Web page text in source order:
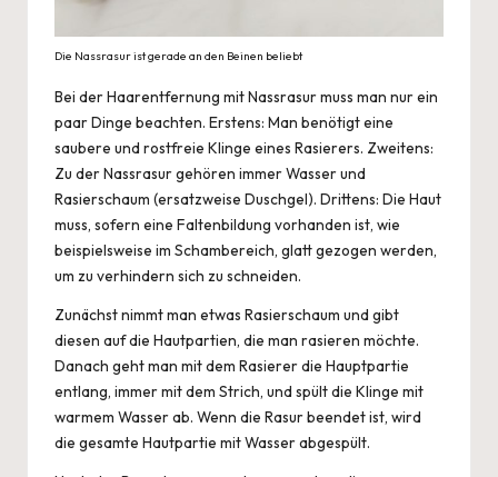
Die Nassrasur ist gerade an den Beinen beliebt
Bei der Haarentfernung mit Nassrasur muss man nur ein
paar Dinge beachten. Erstens: Man benötigt eine
saubere und rostfreie Klinge eines Rasierers. Zweitens:
Zu der Nassrasur gehören immer Wasser und
Rasierschaum (ersatzweise Duschgel). Drittens: Die Haut
muss, sofern eine Faltenbildung vorhanden ist, wie
beispielsweise im Schambereich, glatt gezogen werden,
um zu verhindern sich zu schneiden.
Zunächst nimmt man etwas Rasierschaum und gibt
diesen auf die Hautpartien, die man rasieren möchte.
Danach geht man mit dem Rasierer die Hauptpartie
entlang, immer mit dem Strich, und spült die Klinge mit
warmem Wasser ab. Wenn die Rasur beendet ist, wird
die gesamte Hautpartie mit Wasser abgespült.